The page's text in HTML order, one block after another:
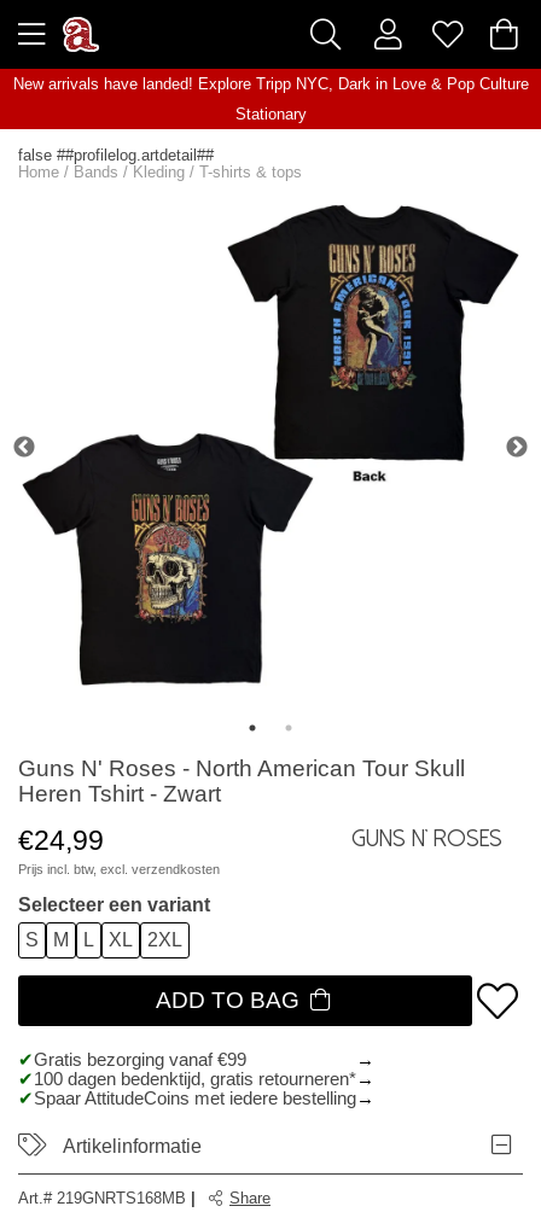
New arrivals have landed! Explore Tripp NYC, Dark in Love& Pop Culture
Stationary
false ##profilelog.artdetail##
Home / Bands / Kleding / T-shirts & tops
Guns N' Roses - North American Tour Skull
Heren Tshirt - Zwart
€24,99
Prijs incl. btw, excl. verzendkosten
Guns N' Roses
Selecteer een variant
S
M L XL 2XL
ADD TO BAG
Gratis bezorging vanaf €99
100 dagen bedenktijd, gratis retourneren*
Spaar AttitudeCoins met iedere bestelling
Artikelinformatie
Art.# 219GNRTS168MB Share